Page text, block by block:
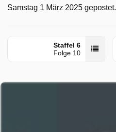
Samstag 1 März 2025 gepostet.
Staffel 6
Folge 10